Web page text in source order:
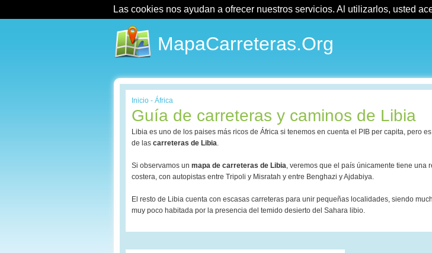
MapaCarreteras.Org
Inicio - África
Guía de carreteras y caminos de Libia
Libia es uno de los paises más ricos de África si tenemos en cuenta el PIB per capita, pero
de las carreteras de Libia.
Si observamos un mapa de carreteras de Libia, veremos que el país únicamente tiene una
costera, con autopistas entre Tripoli y Misratah y entre Benghazi y Ajdabiya.
El resto de Libia cuenta con escasas carreteras para unir pequeñas localidades, siendo
muy poco habitada por la presencia del temido desierto del Sahara libio.
Las cookies nos ayudan a ofrecer nuestros servicios. Al utilizarlos, usted